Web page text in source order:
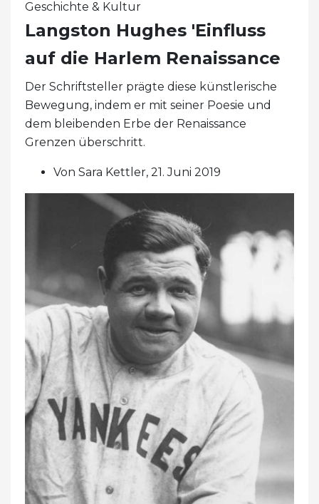
Geschichte & Kultur
Langston Hughes 'Einfluss
auf die Harlem Renaissance
Der Schriftsteller prägte diese künstlerische
Bewegung, indem er mit seiner Poesie und
dem bleibenden Erbe der Renaissance
Grenzen überschritt.
Von Sara Kettler, 21. Juni 2019